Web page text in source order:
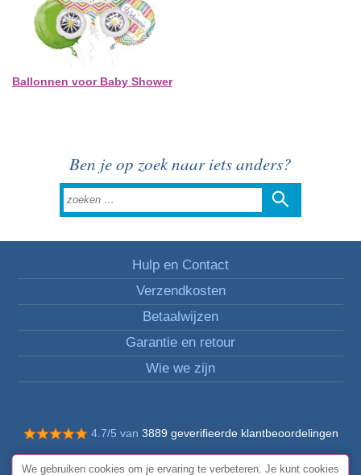
Ballonnen voor Baby Shower
Ben je op zoek naar iets anders?
Hulp en Contact
Verzendkosten
Betaalwijzen
Garantie en retour
Wie we zijn
4.7/5 van 3889 geverifieerde klantbeoordelingen
© Alle rechten voorbehouden FunToCome
We gebruiken cookies om je ervaring te verbeteren. Je kunt cookies